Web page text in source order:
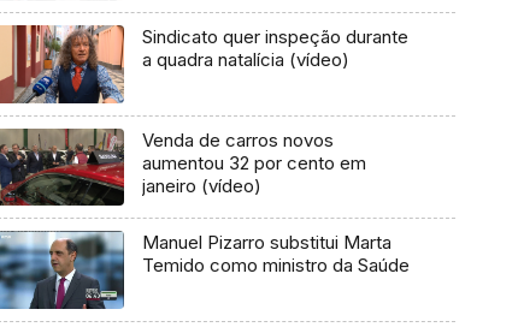
Sindicato quer inspeção durante
a quadra natalícia (vídeo)
Venda de carros novos
aumentou 32 por cento em
janeiro (vídeo)
Manuel Pizarro substitui Marta
Temido como ministro da Saúde